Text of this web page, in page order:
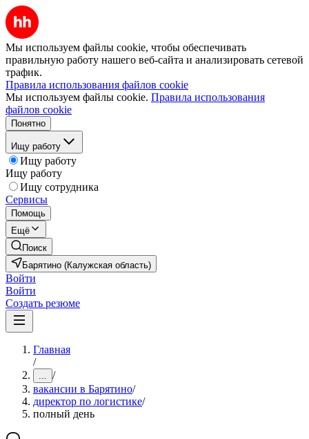
Мы используем файлы cookie, чтобы обеспечивать
правильную работу нашего веб-сайта и анализировать сетевой
трафик.
Правила использования файлов cookie
Мы используем файлы cookie. Правила использования
файлов cookie
Понятно
Ищу работу
Ищу работу
Ищу работу
Ищу сотрудника
Сервисы
Помощь
Ещё
Поиск
Барятино (Калужская область)
Войти
Войти
Создать резюме
Главная
/
... /
вакансии в Барятино/
директор по логистике/
полный день